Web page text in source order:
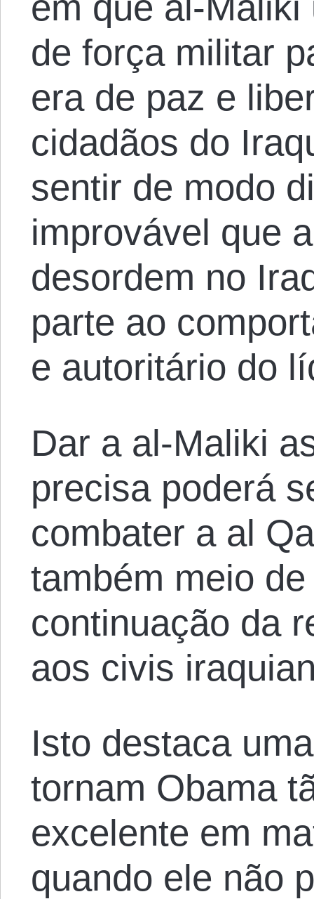
de força militar
era de paz e
cidadãos do
sentir de modo
improvável que
desordem no
parte ao
e autoritário do
Dar a al-Maliki
precisa poderá
combater a al
também meio
continuação da
aos civis
Isto destaca
tornam Obama
excelente em
quando ele não